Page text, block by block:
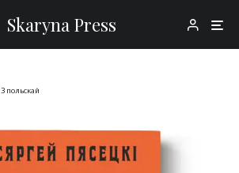
Skaryna Press
З польскай